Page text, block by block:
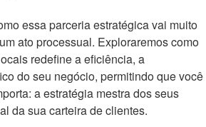
essa parceria estratégica vai muito
ato processual. Exploraremos como
redefine a eficiência, a
do seu negócio, permitindo que você
a estratégia mestra dos seus
da sua carteira de clientes.